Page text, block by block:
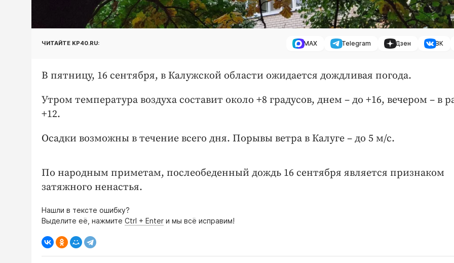
ЧИТАЙТЕ KP40.RU: MAX Telegram Дзен ВК
В пятницу, 16 сентября, в Калужской области ожидается дождливая погода.
Утром температура воздуха составит около +8 градусов, днем – до +16, вечером – в
+12.
Осадки возможны в течение всего дня. Порывы ветра в Калуге – до 5 м/с.
По народным приметам, послеобеденный дождь 16 сентября является признаком
затяжного ненастья.
Нашли в тексте ошибку?
Выделите её, нажмите Ctrl + Enter и мы всё исправим!